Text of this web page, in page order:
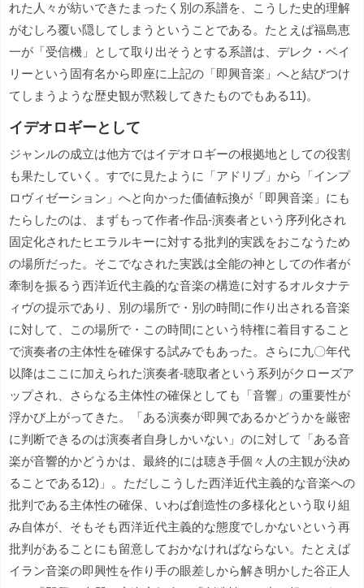
れた人々が紡いできたまったく別の系譜を、こうした史的理解
がむしろ覆い隠してしまうということである。たとえば福島恵
一が「受信機」として取り出そうとする系譜は、デレク・ベイ
リーという固有名から即座に上記の「即興音楽」へと結びつけ
てしまうような歴史観が黙殺してきたものでもある11)。
イデオロギーとして
ジャンルの成立は他方ではイデオロギーの根拠地としての役割
も果たしていく。すでに見たように「アドリブ」から「インプ
ロヴィゼーション」へと向かった価値転換が「即興音楽」にも
たらしたのは、まずもって作者‐作品‐演奏者という序列化され
固定化されたヒエラルキーに対する批判的実践をおこなうため
の場所だった。そこでなされた実践は全能の神としての作者が
牽制を振るう西洋近代主義的な音楽の構造に対するオルタナテ
ィヴの提示であり、別の場所で・別の時間に作り出される音楽
に対して、この場所で・この時間にという特権に着目すること
で演奏者の主体性を確保する試みでもあった。さらに九〇年代
以降はここに加えられた演奏者‐聴取者という系列がクローズア
ップされ、さらなる主体性の確保としても「音響」の重要性が
浮かび上がってきた。「ある演奏が即興であるかどうかを厳密
に判断できるのは演奏者自身しかいない」のに対して「ある音
楽が音響的かどうかは、最終的には聴き手個々人の主観が決め
ることである12)」。ただしこうした西洋近代主義的な音楽への
批判である主体性の確保、いわば創造性の多様化という取り組
み自体が、そもそも西洋近代主義的な態度でしかないという再
批判があることにも留意しておかなければならない。たとえば
イラン音楽の即興性を作り手の眼差しから解き明かした谷正人